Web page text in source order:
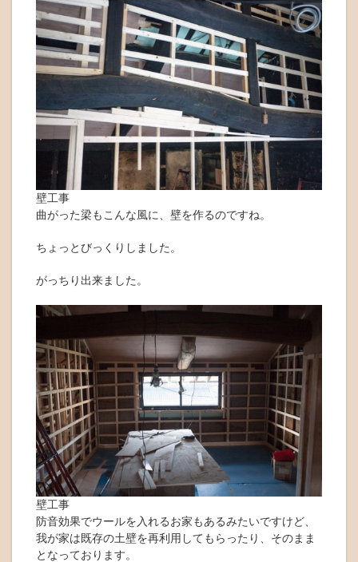
壁工事
曲がった梁もこんな風に、壁を作るのですね。
ちょっとびっくりしました。
がっちり出来ました。
壁工事
防音効果でウールを入れるお家もあるみたいですけど、
我が家は既存の土壁を再利用してもらったり、そのまま
となっております。